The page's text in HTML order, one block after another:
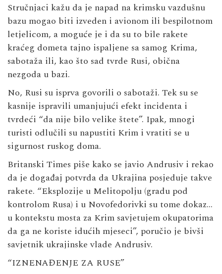
Stručnjaci kažu da je napad na krimsku vazdušnu
bazu mogao biti izveden i avionom ili bespilotnom
letjelicom, a moguće je i da su to bile rakete
kraćeg dometa tajno ispaljene sa samog Krima,
sabotaža ili, kao što sad tvrde Rusi, obična
nezgoda u bazi.
No, Rusi su isprva govorili o sabotaži. Tek su se
kasnije ispravili umanjujući efekt incidenta i
tvrdeći “da nije bilo velike štete”. Ipak, mnogi
turisti odlučili su napustiti Krim i vratiti se u
sigurnost ruskog doma.
Britanski Times piše kako se javio Andrusiv i rekao
da je događaj potvrda da Ukrajina posjeduje takve
rakete. “Eksplozije u Melitopolju (gradu pod
kontrolom Rusa) i u Novofedorivki su tome dokaz…
u kontekstu mosta za Krim savjetujem okupatorima
da ga ne koriste idućih mjeseci”, poručio je bivši
savjetnik ukrajinske vlade Andrusiv.
“IZNENAĐENJE ZA RUSE”